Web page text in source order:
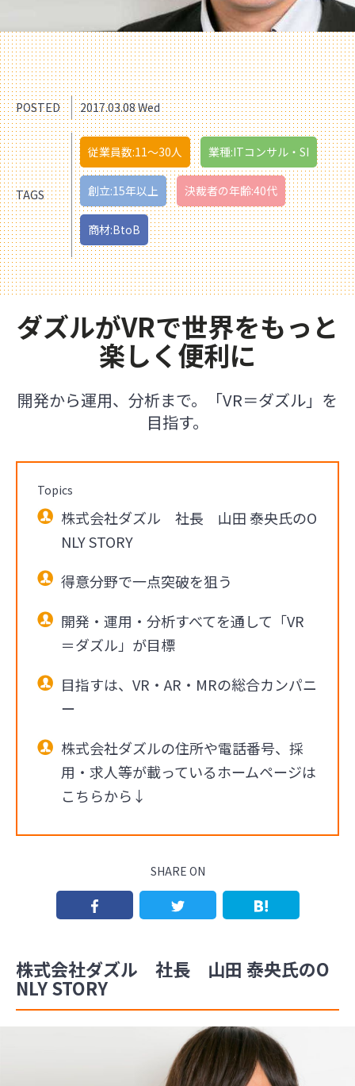
POSTED 2017.03.08 Wed
TAGS
従業員数:11〜30人 業種:ITコンサル・SI
創立:15年以上 決裁者の年齢:40代
商材:BtoB
ダズルがVRで世界をもっと
楽しく便利に
開発から運用、分析まで。「VR＝ダズル」を
目指す。
Topics
株式会社ダズル 社長 山田 泰央氏のO
NLY STORY
得意分野で一点突破を狙う
開発・運用・分析すべてを通して「VR
＝ダズル」が目標
目指すは、VR・AR・MRの総合カンパニ
ー
株式会社ダズルの住所や電話番号、採
用・求人等が載っているホームページは
こちらから↓
SHARE ON
株式会社ダズル 社長 山田 泰央氏のO
NLY STORY